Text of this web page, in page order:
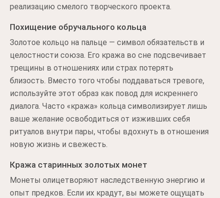
реализацию смелого творческого проекта.
Похищение обручального кольца
Золотое кольцо на пальце — символ обязательств и
целостности союза. Его кража во сне подсвечивает
трещины в отношениях или страх потерять
близость. Вместо того чтобы поддаваться тревоге,
используйте этот образ как повод для искреннего
диалога. Часто «кража» кольца символизирует лишь
ваше желание освободиться от изживших себя
ритуалов внутри пары, чтобы вдохнуть в отношения
новую жизнь и свежесть.
Кража старинных золотых монет
Монеты олицетворяют наследственную энергию и
опыт предков. Если их крадут, вы можете ощущать